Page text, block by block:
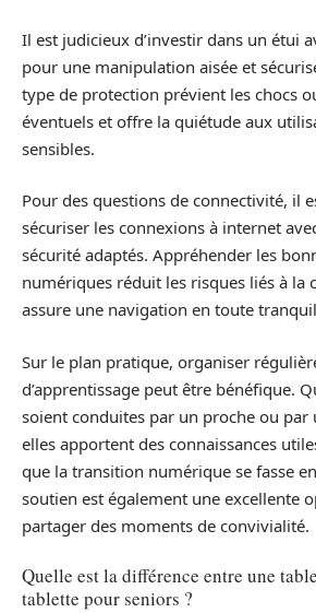
Il est judicieux d’investir dans un étui
pour une manipulation aisée et
type de protection prévient les chocs
éventuels et offre la quiétude aux
sensibles.
Pour des questions de connectivité, il
sécuriser les connexions à internet
sécurité adaptés. Appréhender les
numériques réduit les risques liés à la
assure une navigation en toute
Sur le plan pratique, organiser
d’apprentissage peut être bénéfique.
soient conduites par un proche ou par
elles apportent des connaissances
que la transition numérique se fasse
soutien est également une excellente
partager des moments de convivialité.
Quelle est la différence entre une
tablette pour seniors ?